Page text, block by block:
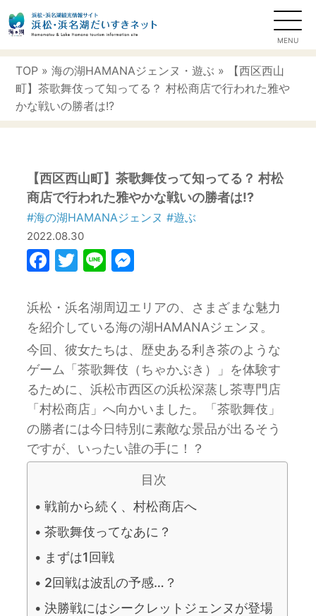
TOP »海の湖HAMANAジェンヌ ・遊ぶ » 【西区西山
町】茶歌舞伎って知ってる？ 村松商店で行われた雅や
かな戦いの勝者は!?
【西区西山町】茶歌舞伎って知ってる？ 村松
商店で行われた雅やかな戦いの勝者は!?
#海の湖HAMANAジェンヌ #遊ぶ
2022.08.30
Facebook
Twitter
Line
浜松・浜名湖周辺エリアの、さまざまな魅力
を紹介している海の湖HAMANAジェンヌ。
今回、彼女たちは、歴史ある利き茶のような
ゲーム「茶歌舞伎（ちゃかぶき）」を体験す
るために、浜松市西区の浜松深蒸し茶専門店
「村松商店」へ向かいました。「茶歌舞伎」
の勝者には今日特別に素敵な景品が出るそう
ですが、いったい誰の手に！？
目次
戦前から続く、村松商店へ
茶歌舞伎ってなあに？
まずは1回戦
2回戦は波乱の予感…？
決勝戦にはシークレットジェンヌが登場